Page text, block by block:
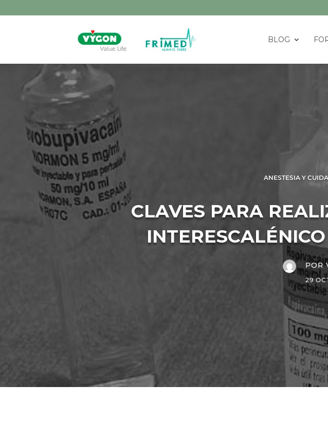
BLOG
ANESTESIA Y
CLAVES PARA
POR
29